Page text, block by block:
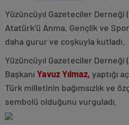
Yüzüncüyıl Gazeteciler Derneği
Atatürk’ü Anma, Gençlik ve Spor
daha gurur ve coşkuyla kutladı.
Yüzüncüyıl Gazeteciler Derneği
Başkanı Yavuz Yılmaz, yaptığı
Türk milletinin bağımsızlık ve
sembolü olduğunu vurguladı.